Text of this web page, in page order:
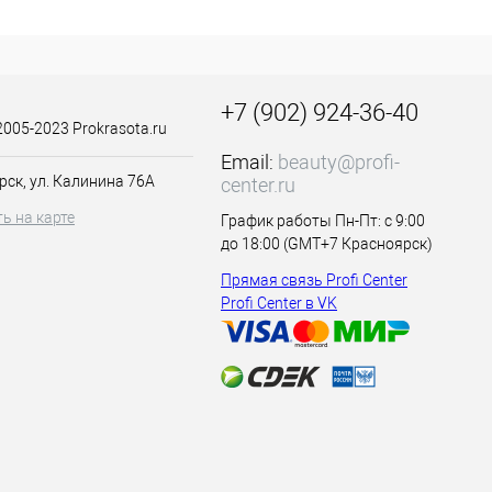
Время
1:2 (1 часть
краски + 2
2023 Prokrasota.ru
ул. Калинина 76А
на карте
+7 (902) 924-36-40
Email: beauty@profi-
center.ru
График работы Пн-Пт: с 9:00
до 18:00 (GMT+7 Красноярск)
Прямая связь Profi Center
Profi Center в VK